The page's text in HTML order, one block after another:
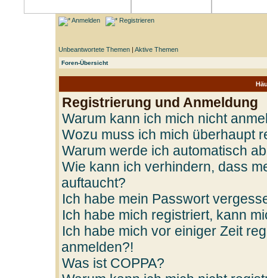
Anmelden Registrieren
Unbeantwortete Themen | Aktive Themen
Foren-Übersicht
Registrierung und Anmeldung
Warum kann ich mich nicht
Wozu muss ich mich überhaupt
Warum werde ich automatisch
Wie kann ich verhindern, dass
auftaucht?
Ich habe mein Passwort
Ich habe mich registriert, kann
Ich habe mich vor einiger Zeit
anmelden?!
Was ist COPPA?